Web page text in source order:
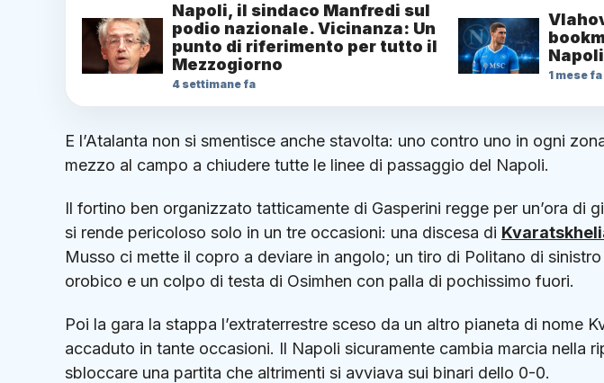
Napoli, il sindaco Manfredi sul
podio nazionale. Vicinanza: Un
punto di riferimento per tutto il
Mezzogiorno
4 settimane fa
1 mese fa
E l’Atalanta non si smentisce anche stavolta: uno contro uno in ogni
mezzo al campo a chiudere tutte le linee di passaggio del Napoli.
Il fortino ben organizzato tatticamente di Gasperini regge per un’ora di
si rende pericoloso solo in un tre occasioni: una discesa di
Musso ci mette il copro a deviare in angolo; un tiro di Politano di
orobico e un colpo di testa di Osimhen con palla di pochissimo fuori.
Poi la gara la stappa l’extraterrestre sceso da un altro pianeta di nome
accaduto in tante occasioni. Il Napoli sicuramente cambia marcia nella
sbloccare una partita che altrimenti si avviava sui binari dello 0-0.